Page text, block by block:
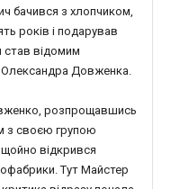
бачився з хлопчиком,
років і подарував
відомим
Довженка.
розпрощавшись
з своєю групою
відкрився
Тут Майстер